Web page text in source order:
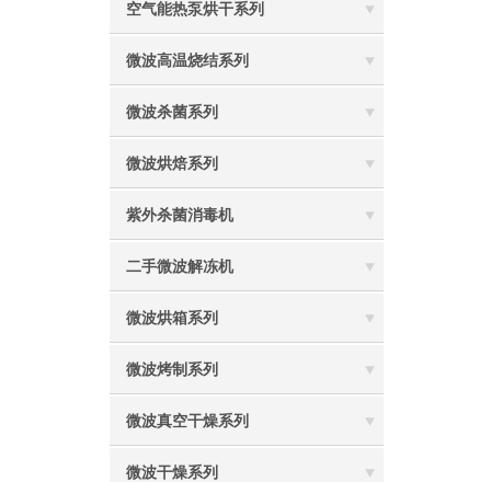
空气能热泵烘干系列
微波高温烧结系列
微波杀菌系列
微波烘焙系列
紫外杀菌消毒机
二手微波解冻机
微波烘箱系列
微波烤制系列
微波真空干燥系列
微波干燥系列